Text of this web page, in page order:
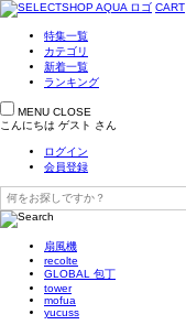
CART
特集一覧
カテゴリ
新着一覧
ランキング
MENU CLOSE
こんにちは ゲスト さん
ログイン
会員登録
扇風機
recolte
GLOBAL 包丁
tower
mofua
yucuss